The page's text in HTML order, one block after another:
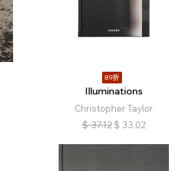
89折
Illuminations
Christopher Taylor
$ 37.12 $ 33.02